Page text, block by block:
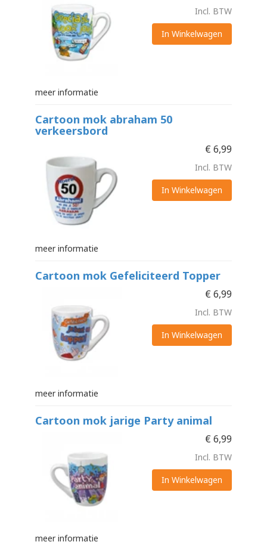
Incl. BTW
In Winkelwagen
meer informatie
Cartoon mok abraham 50
verkeersbord
€ 6,99
Incl. BTW
In Winkelwagen
meer informatie
Cartoon mok Gefeliciteerd Topper
€ 6,99
Incl. BTW
In Winkelwagen
meer informatie
Cartoon mok jarige Party animal
€ 6,99
Incl. BTW
In Winkelwagen
meer informatie